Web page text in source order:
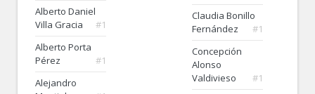
Alberto Daniel
Villa Gracia
#1
Alberto Porta
Pérez
#1
Alejandro
Claudia Bonillo
Fernández
#1
Concepción
Alonso
Valdivieso
#1